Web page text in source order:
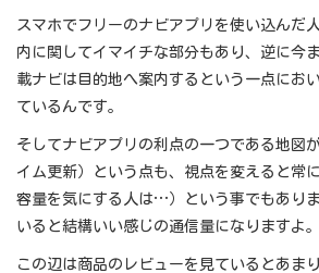
スマホでフリーのナビアプリを使い込んだ
内に関してイマイチな部分もあり、逆に今
載ナビは目的地へ案内するという一点にお
ているんです。
そしてナビアプリの利点の一つである地図
イム更新）という点も、視点を変えると常
容量を気にする人は…）という事でもあり
いると結構いい感じの通信量になりますよ。
この辺は商品のレビューを見ているとあま